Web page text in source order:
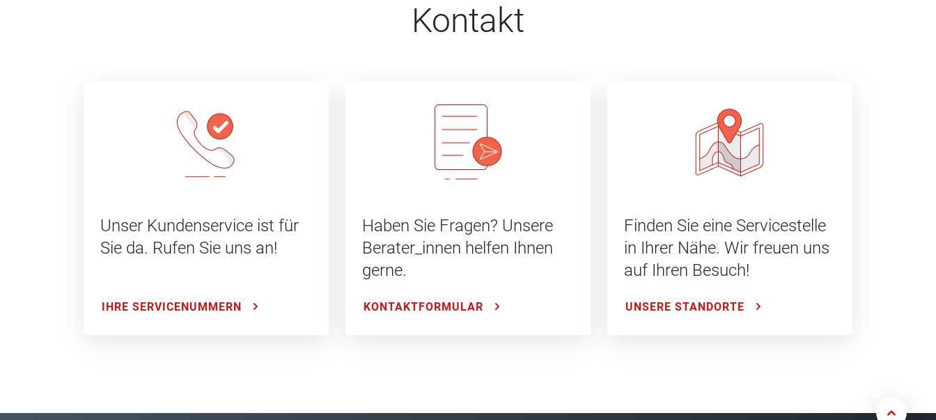
Kontakt
Unser Kundenservice ist für
Sie da. Rufen Sie uns an!
IHRE SERVICENUMMERN
Haben Sie Fragen? Unsere
Berater_innen helfen Ihnen
gerne.
KONTAKTFORMULAR
Finden Sie eine Servicestelle
in Ihrer Nähe. Wir freuen uns
auf Ihren Besuch!
UNSERE STANDORTE